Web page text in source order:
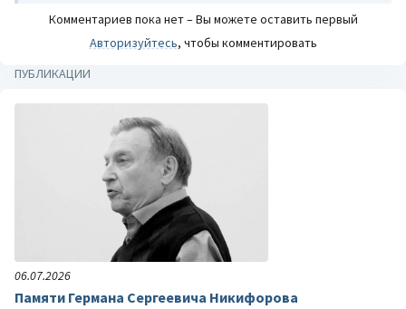
Комментариев пока нет – Вы можете оставить первый
Авторизуйтесь, чтобы комментировать
ПУБЛИКАЦИИ
06.07.2026
Памяти Германа Сергеевича Никифорова